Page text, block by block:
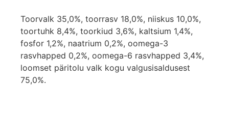
Toorvalk 35,0%, toorrasv 18,0%, niiskus 10,0%,
toortuhk 8,4%, toorkiud 3,6%, kaltsium 1,4%,
fosfor 1,2%, naatrium 0,2%, oomega-3
rasvhapped 0,2%, oomega-6 rasvhapped 3,4%,
loomset päritolu valk kogu valgusisaldusest
75,0%.